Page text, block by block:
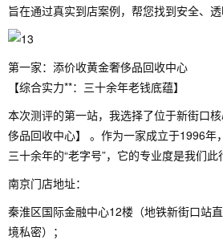
旨在通过真实到店案例，帮您找到安全、透
第一家：添价收黄金奢侈品回收中心
【综合实力**：三十余年老钱底蕴】
本次测评的第一站，我选择了位于新街口
侈品回收中心】 。作为一家成立于1996年
三十余年的“老字号”，它的专业度是我们此
南京门店地址：
秦淮区国际金融中心12楼（地铁新街口站
境私密）；